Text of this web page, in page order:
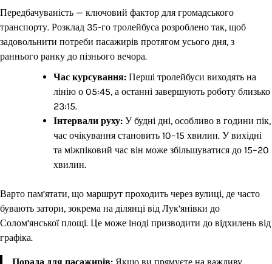
Передбачуваність — ключовий фактор для громадського
транспорту. Розклад 35-го тролейбуса розроблено так, щоб
задовольнити потреби пасажирів протягом усього дня, з
раннього ранку до пізнього вечора.
Час курсування: Перші тролейбуси виходять на
лінію о 05:45, а останні завершують роботу близько
23:15.
Інтервали руху: У будні дні, особливо в години пік,
час очікування становить 10–15 хвилин. У вихідні
та міжпіковий час він може збільшуватися до 15–20
хвилин.
Варто пам’ятати, що маршрут проходить через вулиці, де часто
бувають затори, зокрема на ділянці від Лук’янівки до
Солом’янської площі. Це може іноді призводити до відхилень від
графіка.